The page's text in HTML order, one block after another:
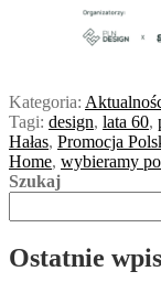
Kategoria:
Tagi: design, lata 60,
Hałas, Promocja
Home, wybieramy
Szukaj
Ostatnie